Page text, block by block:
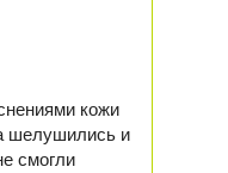
кожи
шелушились и
смогли